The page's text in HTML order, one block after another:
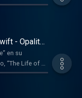
estrella de
- Opalite
en su
“The Life of a
y que supune